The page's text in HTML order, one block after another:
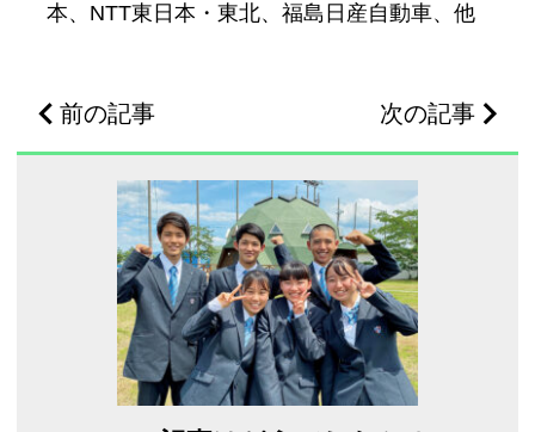
本、NTT東日本・東北、福島日産自動車、他
前の記事 次の記事